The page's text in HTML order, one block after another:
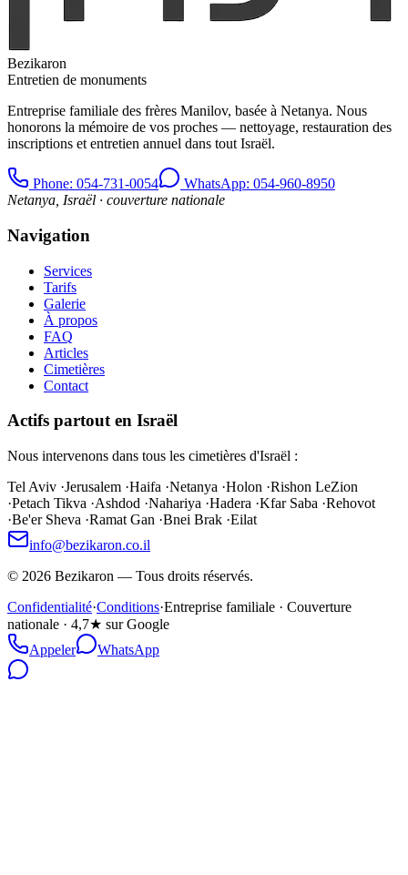
Bezikaron
Entretien de monuments
Entreprise familiale des frères Manilov, basée à Netanya. Nous
honorons la mémoire de vos proches — nettoyage, restauration des
inscriptions et entretien annuel dans tout Israël.
Phone: 054-731-0054
WhatsApp: 054-960-8950
Netanya, Israël · couverture nationale
Navigation
Services
Tarifs
Galerie
À propos
FAQ
Articles
Cimetières
Contact
Actifs partout en Israël
Nous intervenons dans tous les cimetières d'Israël :
Tel Aviv ·Jerusalem ·Haifa ·Netanya ·Holon ·Rishon LeZion
·Petach Tikva ·Ashdod ·Nahariya ·Hadera ·Kfar Saba ·Rehovot
·Be'er Sheva ·Ramat Gan ·Bnei Brak ·Eilat
info@bezikaron.co.il
© 2026 Bezikaron — Tous droits réservés.
Confidentialité·Conditions·Entreprise familiale · Couverture
nationale · 4,7★ sur Google
Appeler
WhatsApp